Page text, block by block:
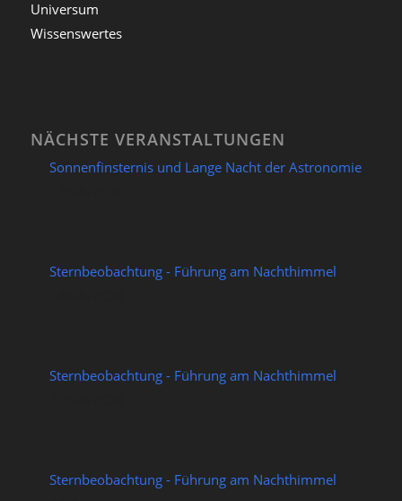
Universum
Wissenswertes
NÄCHSTE VERANSTALTUNGEN
Sonnenfinsternis und Lange Nacht der Astronomie
Sternbeobachtung - Führung am Nachthimmel
Sternbeobachtung - Führung am Nachthimmel
Sternbeobachtung - Führung am Nachthimmel